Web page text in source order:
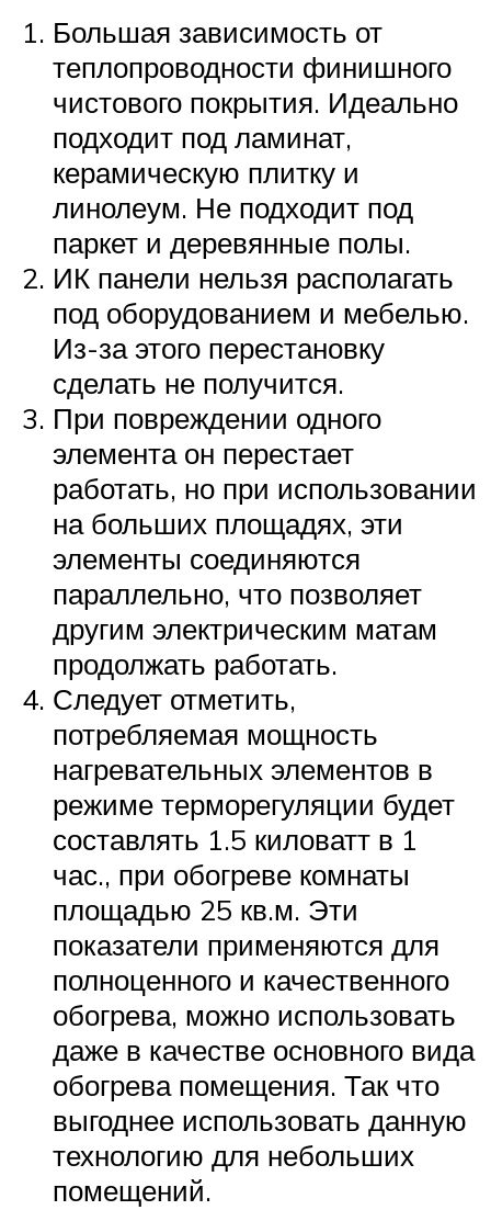
Большая зависимость от
теплопроводности финишного
чистового покрытия. Идеально
подходит под ламинат,
керамическую плитку и
линолеум. Не подходит под
паркет и деревянные полы.
ИК панели нельзя располагать
под оборудованием и мебелью.
Из-за этого перестановку
сделать не получится.
При повреждении одного
элемента он перестает
работать, но при использовании
на больших площадях, эти
элементы соединяются
параллельно, что позволяет
другим электрическим матам
продолжать работать.
Следует отметить,
потребляемая мощность
нагревательных элементов в
режиме терморегуляции будет
составлять 1.5 киловатт в 1
час., при обогреве комнаты
площадью 25 кв.м. Эти
показатели применяются для
полноценного и качественного
обогрева, можно использовать
даже в качестве основного вида
обогрева помещения. Так что
выгоднее использовать данную
технологию для небольших
помещений.